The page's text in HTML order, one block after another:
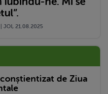
| JOI, 21.08.2025
de Ziua